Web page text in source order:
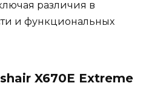
различия в
и функциональных
X670E Extreme